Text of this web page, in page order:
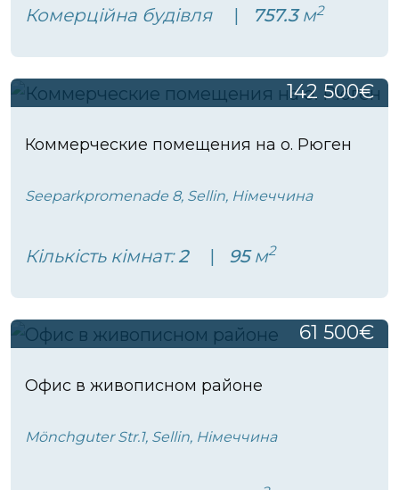
Комерційна будівля 757.3м2
142 500€
Коммерческие помещения на о. Рюген
Seeparkpromenade 8, Sellin, Німеччина
Кількість кімнат:2 95м2
61 500€
Офис в живописном районе
Mönchguter Str.1, Sellin, Німеччина